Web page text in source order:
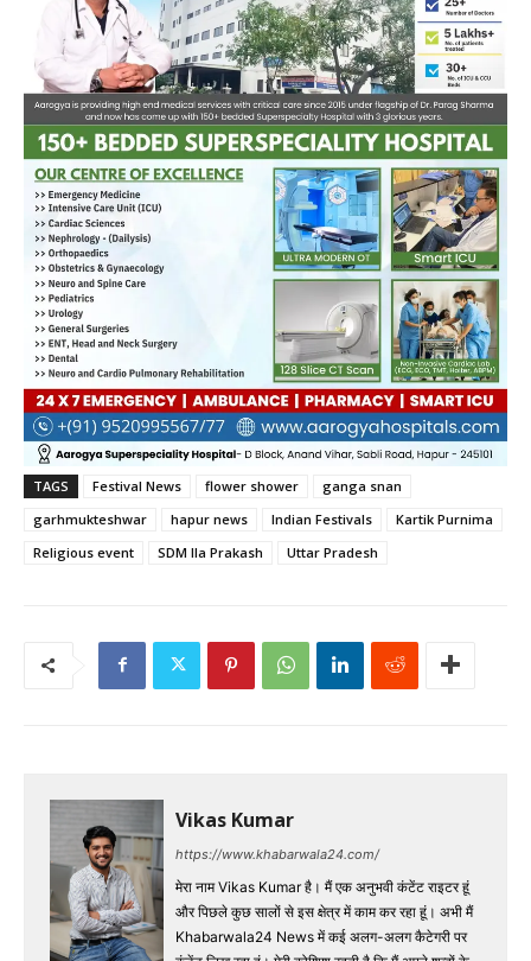
TAGS Festival News flower shower
ganga snan
garhmukteshwar
hapur news Indian Festivals
Kartik Purnima
Religious event
SDM Ila Prakash Uttar Pradesh
Vikas Kumar
https://www.khabarwala24.com/
मेरा नाम Vikas Kumar है। मैं एक अनुभवी कंटेंट राइटर हूं
और पिछले कुछ सालों से इस क्षेत्र में काम कर रहा हूं। अभी मैं
Khabarwala24 News में कई अलग-अलग कैटेगरी पर